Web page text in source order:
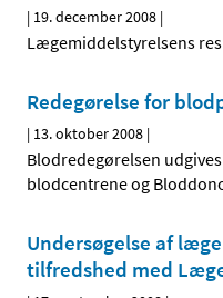
| 19. december 2008 |
Lægemiddelstyrelsens
Redegørelse for
| 13. oktober 2008 |
Blodredegørelsen
blodcentrene og
Undersøgelse af
tilfredshed med